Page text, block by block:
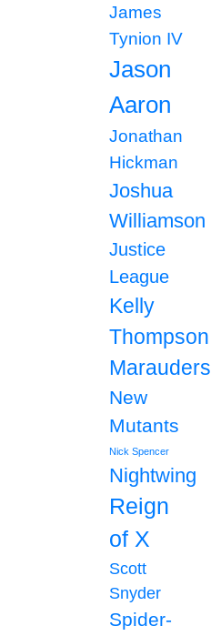
James
Tynion IV
Jason
Aaron
Jonathan
Hickman
Joshua
Williamson
Justice
League
Kelly
Thompson
Marauders
New
Mutants
Nick Spencer
Nightwing
Reign
of X
Scott
Snyder
Spider-